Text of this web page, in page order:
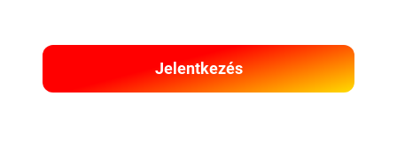
Jelentkezés